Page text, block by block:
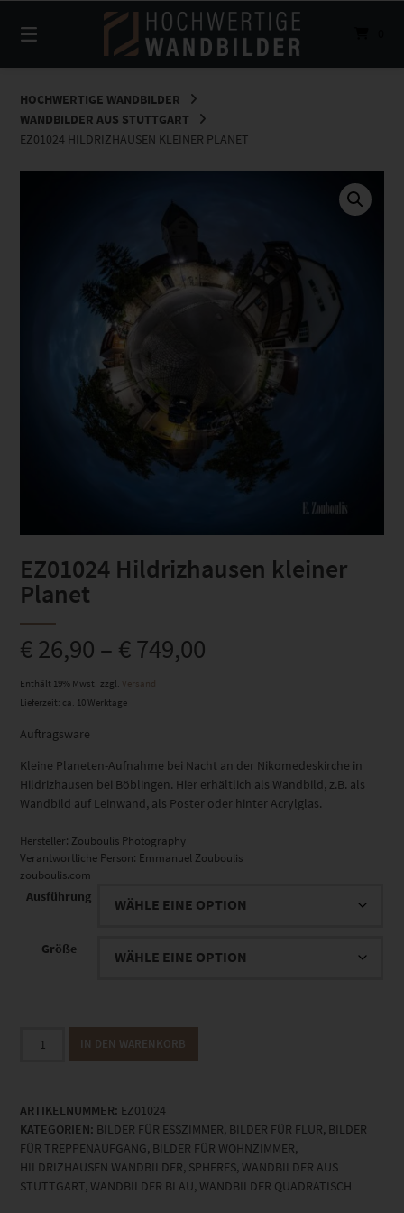
zum
Inhalt
HOCHWERTIGE WANDBILDER
WANDBILDER AUS STUTTGART
EZ01024 HILDRIZHAUSEN KLEINER PLANET
EZ01024 Hildrizhausen kleiner
Planet
€26,90 – €749,00
Enthält 19% Mwst. zzgl.
Versand
Lieferzeit: ca. 10 Werktage
Auftragsware
Kleine Planeten-Aufnahme bei Nacht an der Nikomedeskirche in
Hildrizhausen bei Böblingen. Hier erhältlich als Wandbild, z.B. als
Wandbild auf Leinwand, als Poster oder hinter Acrylglas.
Hersteller: Zouboulis Photography
Verantwortliche Person: Emmanuel Zouboulis
zouboulis.com
Ausführung
Größe
Hildrizhausen
Menge
IN DEN WARENKORB
ARTIKELNUMMER: EZ01024
KATEGORIEN: BILDER FÜR ESSZIMMER, BILDER FÜR FLUR, BILDER
FÜR TREPPENAUFGANG, BILDER FÜR WOHNZIMMER,
HILDRIZHAUSEN WANDBILDER, SPHERES, WANDBILDER AUS
STUTTGART, WANDBILDER BLAU, WANDBILDER QUADRATISCH